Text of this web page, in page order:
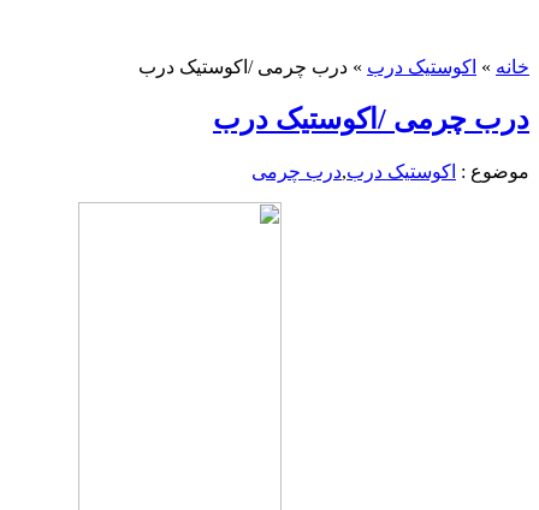
خانه » اکوستیک درب » درب چرمی /اکوستیک درب
درب چرمی /اکوستیک درب
موضوع : اکوستیک درب,درب چرمی